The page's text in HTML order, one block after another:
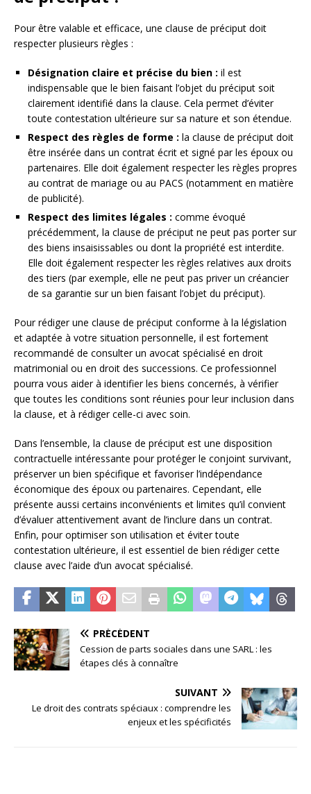
Pour être valable et efficace, une clause de préciput doit
respecter plusieurs règles :
Désignation claire et précise du bien : il est
indispensable que le bien faisant l’objet du préciput soit
clairement identifié dans la clause. Cela permet d’éviter
toute contestation ultérieure sur sa nature et son étendue.
Respect des règles de forme : la clause de préciput doit
être insérée dans un contrat écrit et signé par les époux ou
partenaires. Elle doit également respecter les règles propres
au contrat de mariage ou au PACS (notamment en matière
de publicité).
Respect des limites légales : comme évoqué
précédemment, la clause de préciput ne peut pas porter sur
des biens insaisissables ou dont la propriété est interdite.
Elle doit également respecter les règles relatives aux droits
des tiers (par exemple, elle ne peut pas priver un créancier
de sa garantie sur un bien faisant l’objet du préciput).
Pour rédiger une clause de préciput conforme à la législation
et adaptée à votre situation personnelle, il est fortement
recommandé de consulter un avocat spécialisé en droit
matrimonial ou en droit des successions. Ce professionnel
pourra vous aider à identifier les biens concernés, à vérifier
que toutes les conditions sont réunies pour leur inclusion dans
la clause, et à rédiger celle-ci avec soin.
Dans l’ensemble, la clause de préciput est une disposition
contractuelle intéressante pour protéger le conjoint survivant,
préserver un bien spécifique et favoriser l’indépendance
économique des époux ou partenaires. Cependant, elle
présente aussi certains inconvénients et limites qu’il convient
d’évaluer attentivement avant de l’inclure dans un contrat.
Enfin, pour optimiser son utilisation et éviter toute
contestation ultérieure, il est essentiel de bien rédiger cette
clause avec l’aide d’un avocat spécialisé.
PRÉCÉDENT
Cession de parts sociales dans une SARL : les
étapes clés à connaître
SUIVANT
Le droit des contrats spéciaux : comprendre les
enjeux et les spécificités